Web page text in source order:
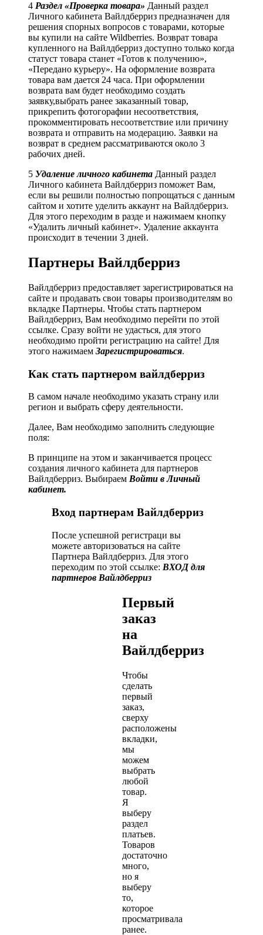
4 Раздел «Проверка товара» Данный раздел
Личного кабинета Вайлдберриз предназначен для
решения спорных вопросов с товарами, которые
вы купили на сайте Wildberries. Возврат товара
купленного на Вайлдберриз доступно только когда
статуст товара станет «Готов к получению»,
«Передано курьеру». На оформление возврата
товара вам дается 24 часа. При оформлении
возврата вам будет необходимо создать
заявку,выбрать ранее заказанный товар,
прикрепить фотогорафии несоответствия,
прокомментировать несоответствие или причину
возврата и отправить на модерацию. Заявки на
возврат в среднем рассматриваются около 3
рабочих дней.
5 Удаление личного кабинета Данный раздел
Личного кабинета Вайлдберриз поможет Вам,
если вы решили полностью попрощаться с данным
сайтом и хотите уделить аккаунт на Вайлдберриз.
Для этого переходим в разде и нажимаем кнопку
«Удалить личный кабинет». Удаление аккаунта
происходит в течении 3 дней.
Партнеры Вайлдберриз
Вайлдберриз предоставляет зарегистрироваться на
сайте и продавать свои товары производителям во
вкладке Партнеры. Чтобы стать партнером
Вайлдберриз, Вам необходимо перейти по этой
ссылке. Сразу войти не удасться, для этого
необходимо пройти регистрацию на сайте! Для
этого нажимаем Зарегистрироваться.
Как стать партнером вайлдберриз
В самом начале необходимо указать страну или
регион и выбрать сферу деятельности.
Далее, Вам необходимо заполнить следующие
поля:
В принципе на этом и заканчивается процесс
создания личного кабинета для партнеров
Вайлдберриз. Выбираем Войти в Личный
кабинет.
Вход партнерам Вайлдберриз
После успешной регистраци вы
можете авторизоваться на сайте
Партнера Вайлдберриз. Для этого
переходим по этой ссылке: ВХОД для
партнеров Вайлдберриз
Первый
заказ
на
Вайлдберриз
Чтобы
сделать
первый
заказ,
сверху
расположены
вкладки,
мы
можем
выбрать
любой
товар.
Я
выберу
раздел
платьев.
Товаров
достаточно
много,
но я
выберу
то,
которое
просматривала
ранее.